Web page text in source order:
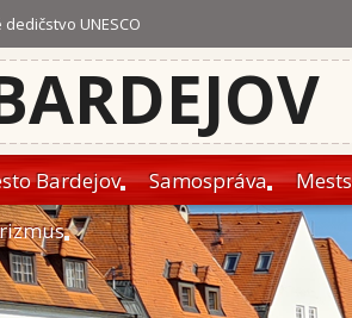
UNESCO
Bardejov Samospráva